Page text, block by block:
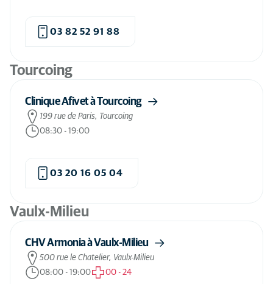
03 82 52 91 88
Tourcoing
Clinique Afivet à Tourcoing
199 rue de Paris, Tourcoing
08:30 - 19:00
03 20 16 05 04
Vaulx-Milieu
CHV Armonia à Vaulx-Milieu
500 rue le Chatelier, Vaulx-Milieu
08:00 - 19:00 00 - 24